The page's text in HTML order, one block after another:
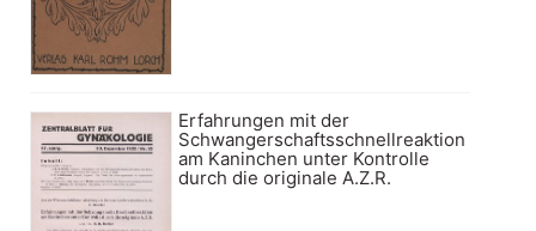
Erfahrungen mit der
Schwangerschaftsschnellreaktion
am Kaninchen unter Kontrolle
durch die originale A.Z.R.